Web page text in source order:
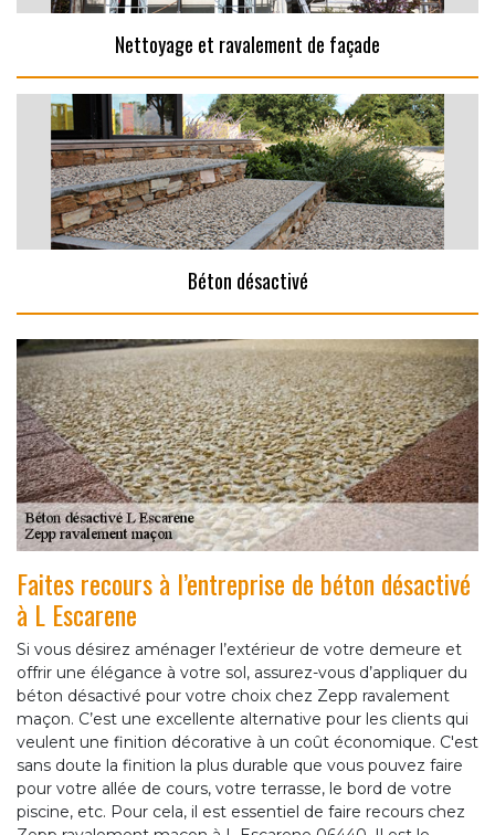
Nettoyage et ravalement de façade
Béton désactivé
Faites recours à l’entreprise de béton désactivé
à L Escarene
Si vous désirez aménager l’extérieur de votre demeure et
offrir une élégance à votre sol, assurez-vous d’appliquer du
béton désactivé pour votre choix chez Zepp ravalement
maçon. C’est une excellente alternative pour les clients qui
veulent une finition décorative à un coût économique. C'est
sans doute la finition la plus durable que vous pouvez faire
pour votre allée de cours, votre terrasse, le bord de votre
piscine, etc. Pour cela, il est essentiel de faire recours chez